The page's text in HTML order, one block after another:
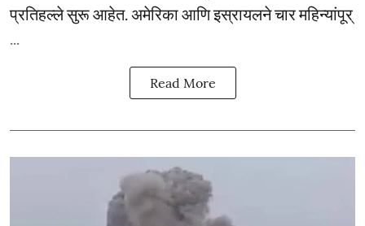
प्रतिहल्ले सुरू आहेत. अमेरिका आणि इस्रायलने चार महिन्यांपूर्
Read More